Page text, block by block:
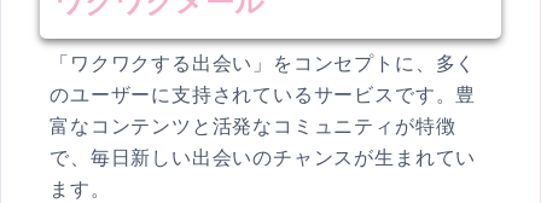
「ワクワクする出会い」をコンセプトに、多く
のユーザーに支持されているサービスです。豊
富なコンテンツと活発なコミュニティが特徴
で、毎日新しい出会いのチャンスが生まれてい
ます。